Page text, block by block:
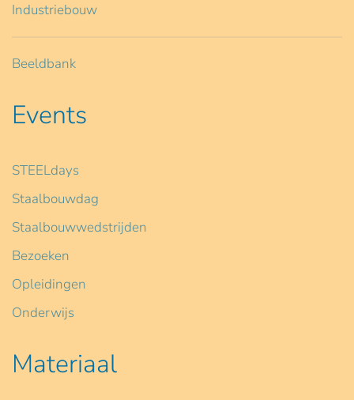
Industriebouw
Beeldbank
Events
STEELdays
Staalbouwdag
Staalbouwwedstrijden
Bezoeken
Opleidingen
Onderwijs
Materiaal